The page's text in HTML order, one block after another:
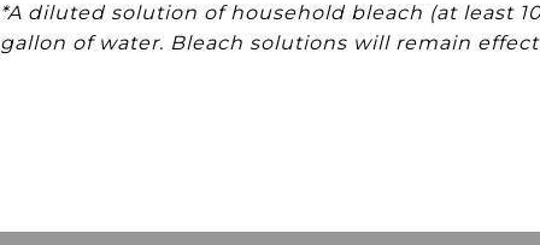
*A diluted solution of household bleach (at least
gallon of water. Bleach solutions will remain